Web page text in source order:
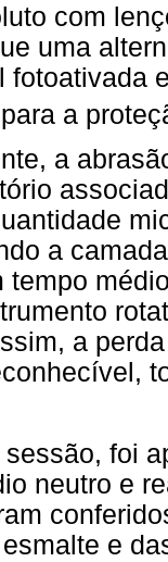
com
uma
fotoativada
a
a
a
tempo
a
foi
neutro e
e